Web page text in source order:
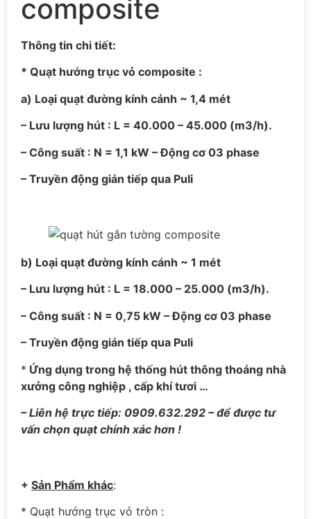
composite
Thông tin chi tiết:
* Quạt hướng trục vỏ composite :
a) Loại quạt đường kính cánh ~ 1,4 mét
– Lưu lượng hút : L = 40.000 – 45.000 (m3/h).
– Công suất : N = 1,1 kW – Động cơ 03 phase
– Truyền động gián tiếp qua Puli
b) Loại quạt đường kính cánh ~ 1 mét
– Lưu lượng hút : L = 18.000 – 25.000 (m3/h).
– Công suất : N = 0,75 kW – Động cơ 03 phase
– Truyền động gián tiếp qua Puli
* Ứng dụng trong hệ thống hút thông thoáng nhà
xưởng công nghiệp , cấp khí tươi …
– Liên hệ trực tiếp: 0909.632.292 – để được tư
vấn chọn quạt chính xác hơn !
+ Sản Phẩm khác:
* Quạt hướng trục vỏ tròn :